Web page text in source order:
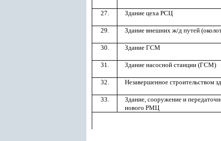
27. Здание цеха РСЦ
29. Здание внешних ж/д путей
30. Здание ГСМ
31. Здание насосной станции (ГСМ)
32. Незавершенное строительством
33.
Здание, сооружение и
нового РМЦ